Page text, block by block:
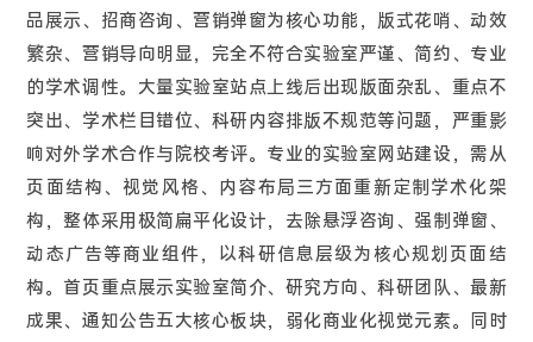
品展示、招商咨询、营销弹窗为核心功能，版式花哨、动效
繁杂、营销导向明显，完全不符合实验室严谨、简约、专业
的学术调性。大量实验室站点上线后出现版面杂乱、重点不
突出、学术栏目错位、科研内容排版不规范等问题，严重影
响对外学术合作与院校考评。专业的实验室网站建设，需从
页面结构、视觉风格、内容布局三方面重新定制学术化架
构，整体采用极简扁平化设计，去除悬浮咨询、强制弹窗、
动态广告等商业组件，以科研信息层级为核心规划页面结
构。首页重点展示实验室简介、研究方向、科研团队、最新
成果、通知公告五大核心板块，弱化商业化视觉元素。同时